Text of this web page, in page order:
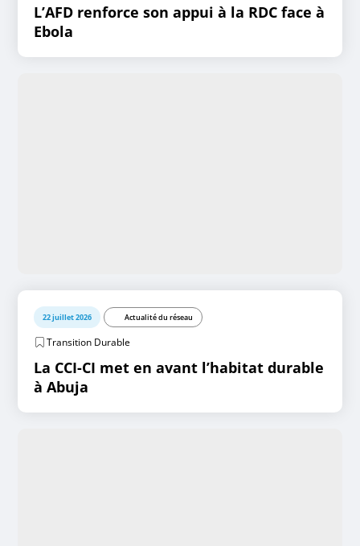
L’AFD renforce son appui à la RDC face à
Ebola
22 juillet 2026 Actualité du réseau
Transition Durable
La CCI-CI met en avant l’habitat durable
à Abuja